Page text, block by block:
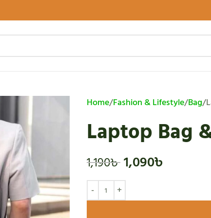
Home Fashion & Lifestyle Bag
Laptop Bag
1,190৳1,090৳